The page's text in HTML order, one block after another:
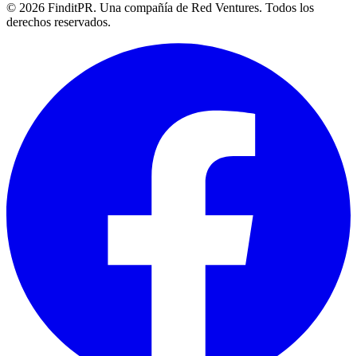
© 2026 FinditPR. Una compañía de Red Ventures. Todos los
derechos reservados.